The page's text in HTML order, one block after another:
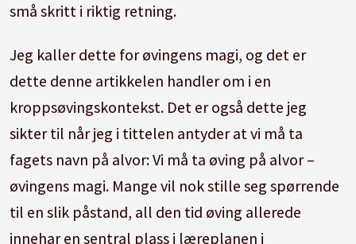
små skritt i riktig retning.
Jeg kaller dette for øvingens magi, og det er
dette denne artikkelen handler om i en
kroppsøvingskontekst. Det er også dette jeg
sikter til når jeg i tittelen antyder at vi må ta
fagets navn på alvor: Vi må ta øving på alvor –
øvingens magi. Mange vil nok stille seg spørrende
til en slik påstand, all den tid øving allerede
innehar en sentral plass i læreplanen i